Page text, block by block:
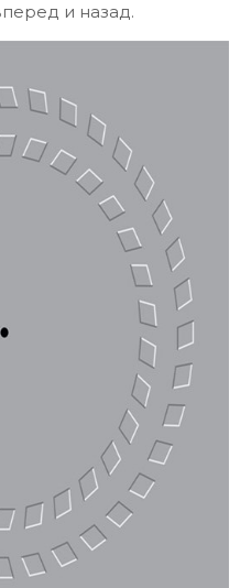
и назад.